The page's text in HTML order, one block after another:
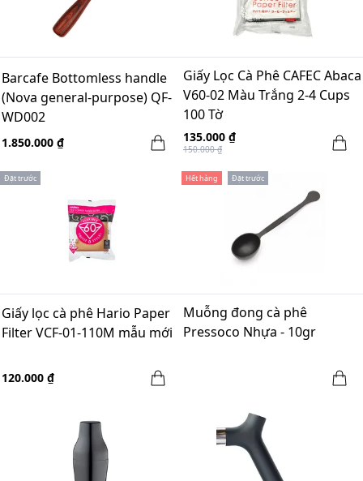
Barcafe Bottomless handle
(Nova general-purpose) QF-
WD002
1.850.000 ₫
Giấy Lọc Cà Phê CAFEC Abaca
V60-02 Màu Trắng 2-4 Cups
100 Tờ
135.000 ₫
150.000 ₫
Đặt trước
Giấy lọc cà phê Hario Paper
Filter VCF-01-110M mẫu mới
120.000 ₫
Hết hàng Đặt trước
Muỗng đong cà phê
Pressoco Nhựa - 10gr